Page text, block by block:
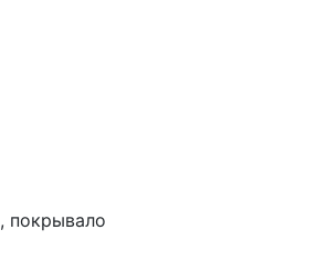
покрывало